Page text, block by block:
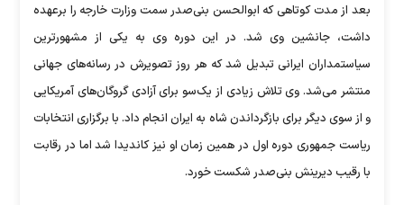
بعد از مدت کوتاهی که ابوالحسن بنی‌صدر سمت وزارت خارجه را برعهده
داشت، جانشین وی شد. در این دوره وی به یکی از مشهور‌ترین
سیاستمداران ایرانی تبدیل شد که هر روز تصویرش در رسانه‌های جهانی
منتشر می‌شد. وی تلاش زیادی از یک‌سو برای آزادی گروگان‌های آمریکایی
و از سوی دیگر برای بازگرداندن شاه به ایران انجام داد. با برگزاری انتخابات
ریاست جمهوری دوره اول در همین زمان او نیز کاندیدا شد اما در رقابت
با رقیب دیرینش بنی‌صدر شکست خورد.